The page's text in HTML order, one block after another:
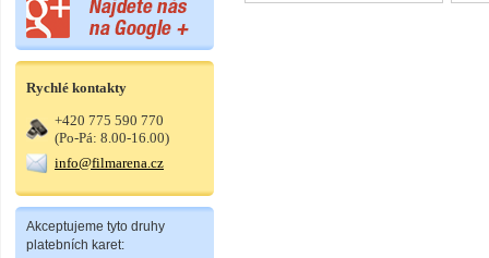
Rychlé kontakty
+420 775 590 770
(Po-Pá: 8.00-16.00)
info@filmarena.cz
Akceptujeme tyto druhy
platebních karet: